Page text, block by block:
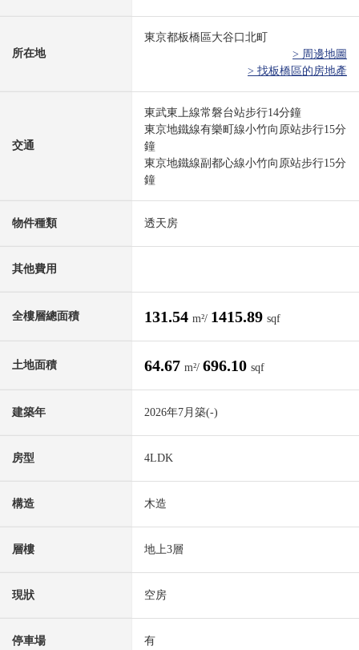
所在地
東京都板橋區大谷口北町
> 周邊地圖
> 找板橋區的房地產
交通
東武東上線常磐台站步行14分鐘
東京地鐵線有樂町線小竹向原站步行15分
鐘
東京地鐵線副都心線小竹向原站步行15分
鐘
物件種類 透天房
其他費用
全樓層總面積 131.54 m²/ 1415.89 sqf
土地面積 64.67 m²/ 696.10 sqf
建築年 2026年7月築(-)
房型 4LDK
構造 木造
層樓 地上3層
現狀 空房
停車場 有